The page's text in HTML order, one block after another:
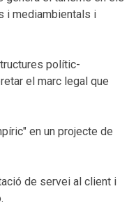
i mediambientals i
polític-
el marc legal que
en un projecte de
de servei al client i